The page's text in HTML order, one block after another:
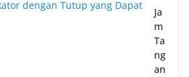
Ja
m
Ta
ng
an